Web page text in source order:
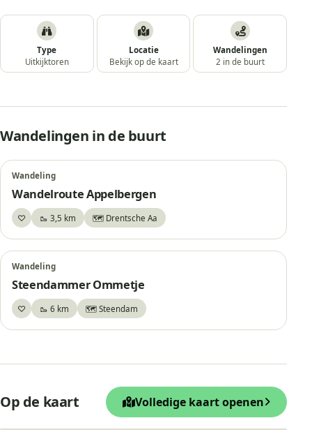
Type
Uitkijktoren
Locatie
Bekijk op de kaart
Wandelingen
2 in de buurt
Wandelingen in de buurt
Wandeling
Wandelroute Appelbergen
♡Bewaar🥾 3,5 km 🗺️ Drentsche Aa
Wandeling
Steendammer Ommetje
♡Bewaar🥾 6 km 🗺️ Steendam
Op de kaart Volledige kaart openen
−